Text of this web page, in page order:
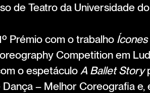
de Teatro da Universidade
Prémio com o trabalho Ícones
Competition em
o espetáculo A Ballet Story
– Melhor Coreografia e,